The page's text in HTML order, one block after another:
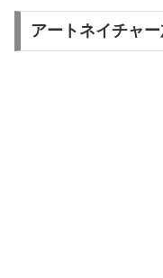
アートネイチャ